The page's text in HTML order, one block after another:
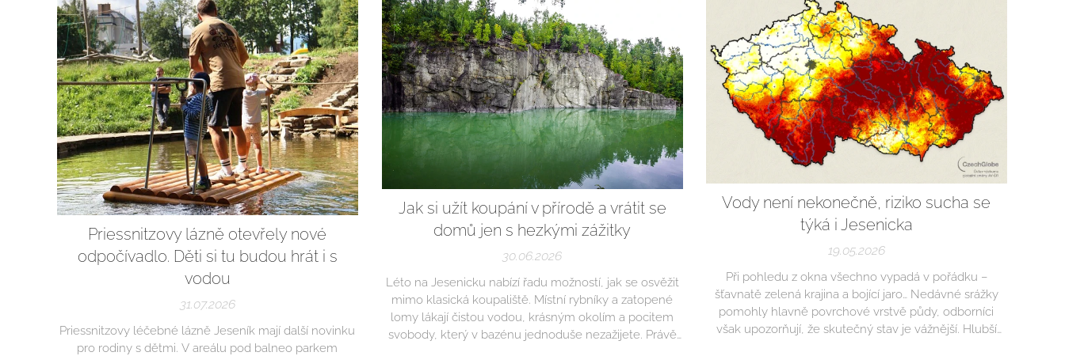
Priessnitzovy lázně otevřely nové
odpočívadlo. Děti si tu budou hrát i s
vodou
31.07.2026
Priessnitzovy léčebné lázně Jeseník mají další novinku
pro rodiny s dětmi. V areálu pod balneo parkem
Jak si užít koupání v přírodě a vrátit se
domů jen s hezkými zážitky
30.06.2026
Léto na Jesenicku nabízí řadu možností, jak se osvěžit
mimo klasická koupaliště. Místní rybníky a zatopené
lomy lákají čistou vodou, krásným okolím a pocitem
svobody, který v bazénu jednoduše nezažijete. Právě
Vody není nekonečně, riziko sucha se
týká i Jesenicka
19.05.2026
Při pohledu z okna všechno vypadá v pořádku –
šťavnatě zelená krajina a bojící jaro… Nedávné srážky
pomohly hlavně povrchové vrstvě půdy, odborníci
však upozorňují, že skutečný stav je vážnější. Hlubší